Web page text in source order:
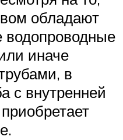
обладают
водопроводные
иначе
в
с внутренней